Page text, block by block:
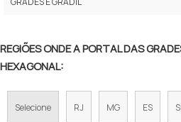
TELA DE FERRO PARA CERCA
TELA ALAMBRADO FIO 12
REGIÕES ONDE A PORTAL DAS
HEXAGONAL:
Selecione RJ MG ES